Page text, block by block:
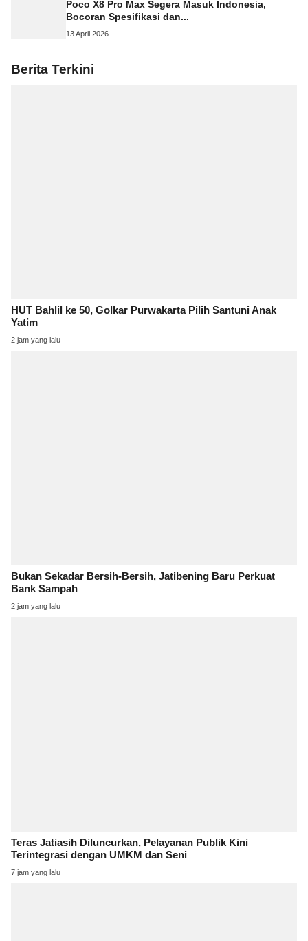
Poco X8 Pro Max Segera Masuk Indonesia,
Bocoran Spesifikasi dan...
13 April 2026
Berita Terkini
HUT Bahlil ke 50, Golkar Purwakarta Pilih Santuni Anak
Yatim
2 jam yang lalu
Bukan Sekadar Bersih-Bersih, Jatibening Baru Perkuat
Bank Sampah
2 jam yang lalu
Teras Jatiasih Diluncurkan, Pelayanan Publik Kini
Terintegrasi dengan UMKM dan Seni
7 jam yang lalu